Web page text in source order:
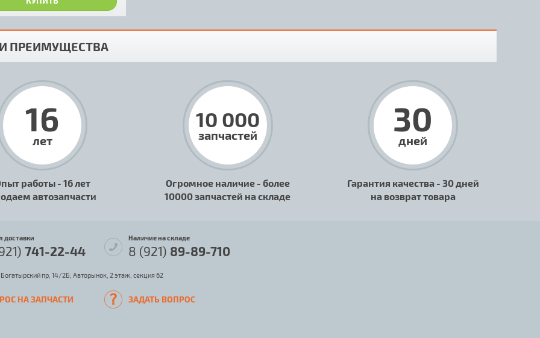
ПРЕИМУЩЕСТВА
16
лет
работы - 16 лет
автозапчасти
10 000
запчастей
Огромное наличие - более
10000 запчастей на складе
30
дней
Гарантия качества - 30 дней
на возврат товара
доставки
741-22-44
Наличие на складе
8 (921) 89-89-710
пр, 14/2Б, Авторынок, 2 этаж, секция 62
НА ЗАПЧАСТИ ЗАДАТЬ ВОПРОС